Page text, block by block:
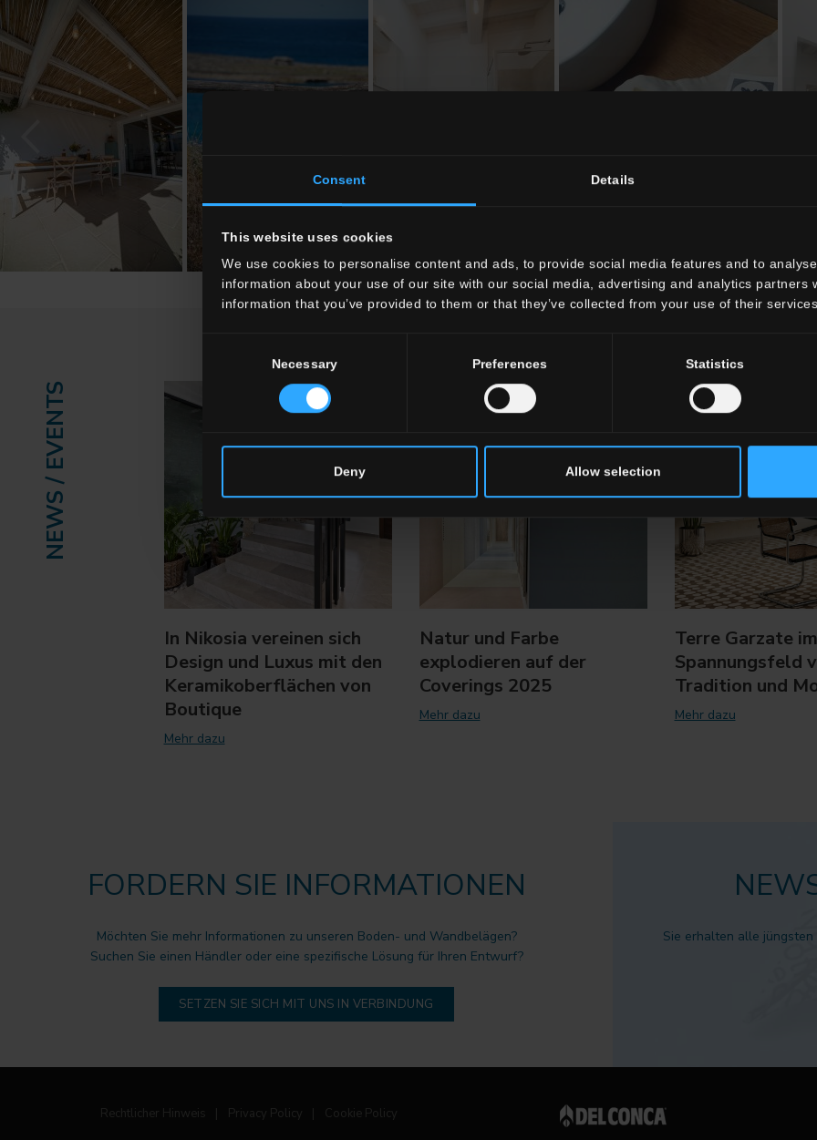
Consent Details
This website uses cookies
We use cookies to personalise content and ads, to provide social media features and to
information about your use of our site with our social media, advertising and analytics partners
information that you’ve provided to them or that they’ve collected from your use of their services.
Necessary Preferences Statistics
Deny Allow selection
NEWS / EVENTS
In Nikosia vereinen sich
Design und Luxus mit den
Keramikoberflächen von
Boutique
Mehr dazu
Natur und Farbe
explodieren auf der
Coverings 2025
Mehr dazu
Terre Garzate im
Spannungsfeld
Tradition und
Mehr dazu
FORDERN SIE INFORMATIONEN
Möchten Sie mehr Informationen zu unseren Boden- und Wandbelägen?
Suchen Sie einen Händler oder eine spezifische Lösung für Ihren Entwurf?
SETZEN SIE SICH MIT UNS IN VERBINDUNG
Sie erhalten alle
Rechtlicher Hinweis Privacy Policy Cookie Policy